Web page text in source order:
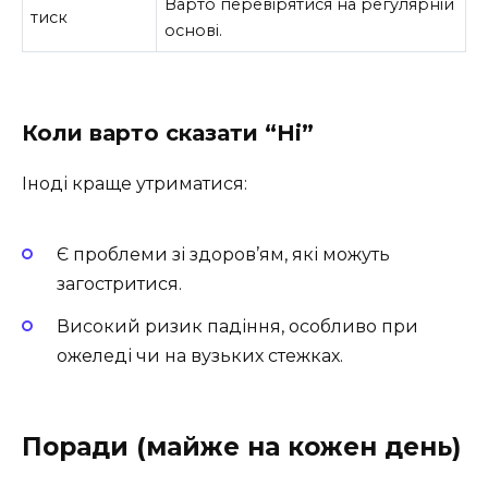
тиск
основі.
Коли варто сказати “Ні”
Іноді краще утриматися:
Є проблеми зі здоров’ям, які можуть
загостритися.
Високий ризик падіння, особливо при
ожеледі чи на вузьких стежках.
Поради (майже на кожен день)